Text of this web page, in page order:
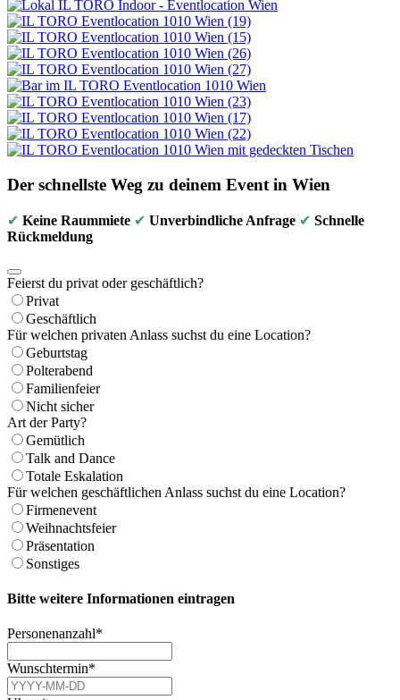
Der schnellste Weg zu deinem Event in Wien
✔ Keine Raummiete ✔ Unverbindliche Anfrage ✔ Schnelle
Rückmeldung
Feierst du privat oder geschäftlich?
Privat
Geschäftlich
Für welchen privaten Anlass suchst du eine Location?
Geburtstag
Polterabend
Familienfeier
Nicht sicher
Art der Party?
Gemütlich
Talk and Dance
Totale Eskalation
Für welchen geschäftlichen Anlass suchst du eine Location?
Firmenevent
Weihnachtsfeier
Präsentation
Sonstiges
Bitte weitere Informationen eintragen
Personenanzahl*
Wunschtermin*